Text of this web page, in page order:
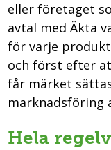
eller företaget
avtal med Äkta
för varje
och först efter
får märket
marknadsföring
Hela